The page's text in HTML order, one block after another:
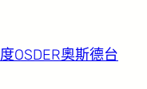
OSDER奧斯德台